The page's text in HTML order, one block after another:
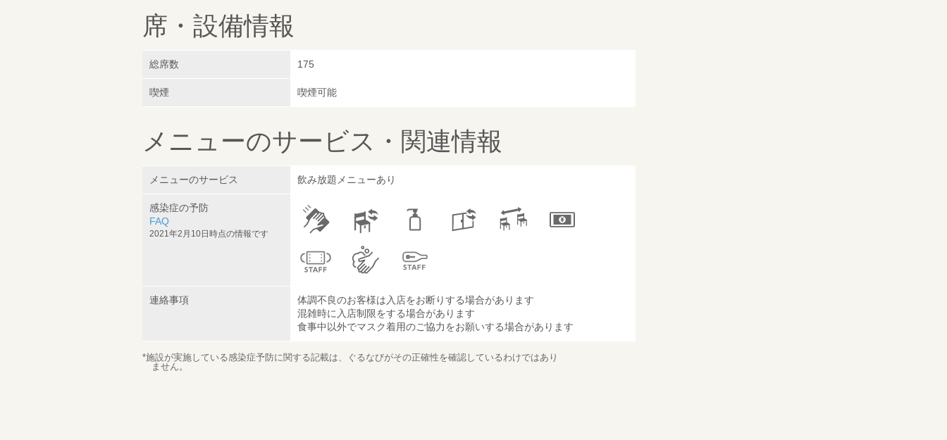
席・設備情報
総席数 175
喫煙 喫煙可能
メニューのサービス・関連情報
メニューのサービス 飲み放題メニューあり
感染症の予防
FAQ
2021年2月10日時点の情報です
連絡事項
体調不良のお客様は入店をお断りする場合があります
混雑時に入店制限をする場合があります
食事中以外でマスク着用のご協力をお願いする場合があります
*施設が実施している感染症予防に関する記載は、ぐるなびがその正確性を確認しているわけではあり
ません。